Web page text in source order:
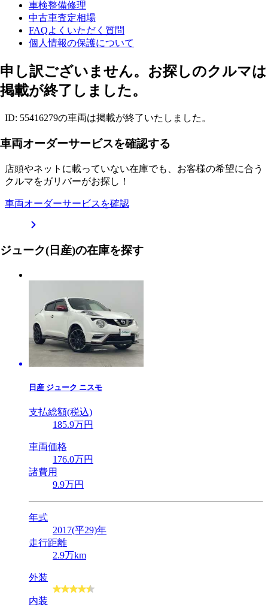
車検整備修理
中古車査定相場
FAQよくいただく質問
個人情報の保護について
申し訳ございません。お探しのクルマは
掲載が終了しました。
ID: 55416279の車両は掲載が終了いたしました。
車両オーダーサービスを確認する
店頭やネットに載っていない在庫でも、お客様の希望に合う
クルマをガリバーがお探し！
車両オーダーサービスを確認
ジューク(日産)の在庫を探す
日産 ジューク ニスモ
支払総額(税込)
185.9万円
車両価格
176.0万円
諸費用
9.9万円
年式
2017(平29)年
走行距離
2.9万km
外装
内装